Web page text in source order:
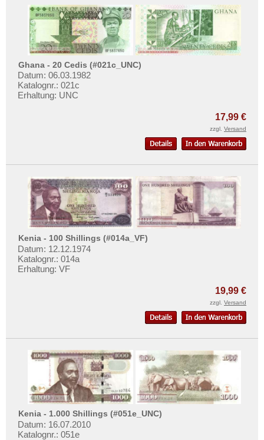
AGB
Impressum
Ghana - 20 Cedis (#021c_UNC)
Datum: 06.03.1982
Katalognr.: 021c
Erhaltung: UNC
17,99 €
zzgl. Versand
Kenia - 100 Shillings (#014a_VF)
Datum: 12.12.1974
Katalognr.: 014a
Erhaltung: VF
19,99 €
zzgl. Versand
Kenia - 1.000 Shillings (#051e_UNC)
Datum: 16.07.2010
Katalognr.: 051e